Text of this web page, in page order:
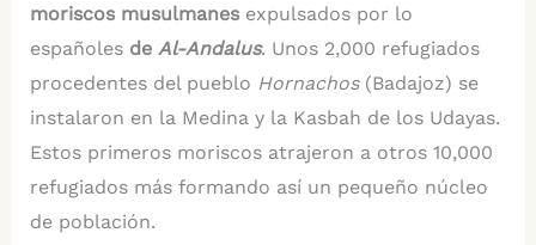
moriscos musulmanes expulsados por lo
españoles de Al-Andalus. Unos 2,000 refugiados
procedentes del pueblo Hornachos (Badajoz) se
instalaron en la Medina y la Kasbah de los Udayas.
Estos primeros moriscos atrajeron a otros 10,000
refugiados más formando así un pequeño núcleo
de población.